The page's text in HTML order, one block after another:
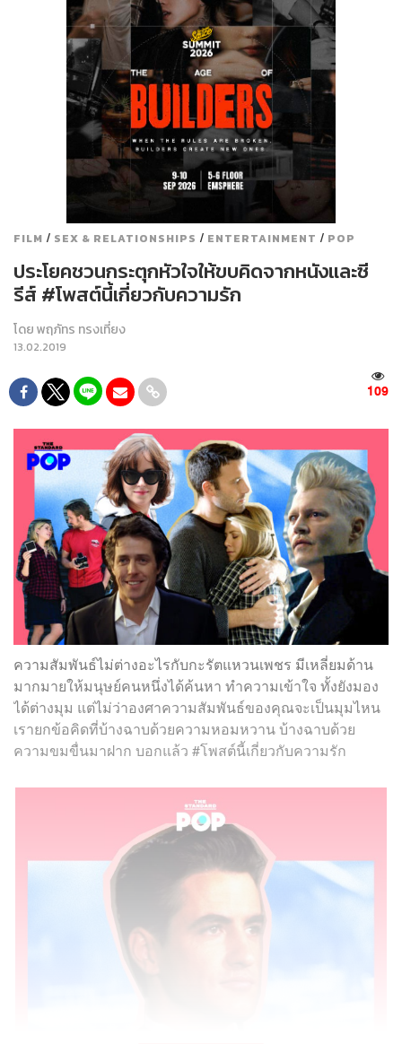
FILM / SEX & RELATIONSHIPS / ENTERTAINMENT / POP
ประโยคชวนกระตุกหัวใจให้ขบคิดจากหนังและซี
รีส์ #โพสต์นี้เกี่ยวกับความรัก
โดยพฤภัทร ทรงเที่ยง
13.02.2019
109
ความสัมพันธ์ไม่ต่างอะไรกับกะรัตแหวนเพชร มีเหลี่ยมด้าน
มากมายให้มนุษย์คนหนึ่งได้ค้นหา ทำความเข้าใจ ทั้งยังมอง
ได้ต่างมุม แต่ไม่ว่าองศาความสัมพันธ์ของคุณจะเป็นมุมไหน
เรายกข้อคิดที่บ้างฉาบด้วยความหอมหวาน บ้างฉาบด้วย
ความขมขื่นมาฝาก บอกแล้ว #โพสต์นี้เกี่ยวกับความรัก